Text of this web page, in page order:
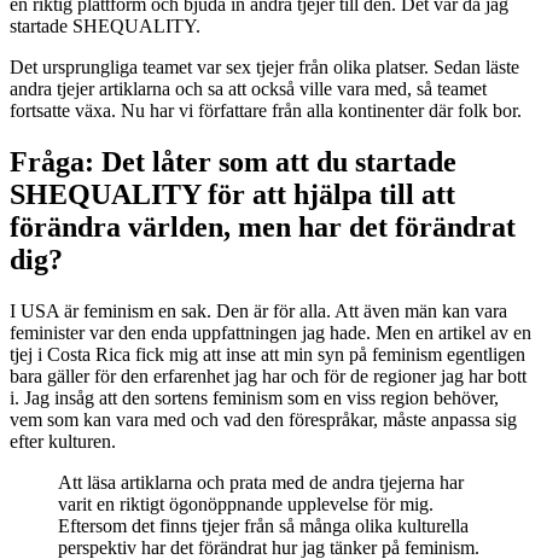
startade SHEQUALITY.
Det ursprungliga teamet var sex tjejer från olika platser. Sedan läste
andra tjejer artiklarna och sa att också ville vara med, så teamet
fortsatte växa. Nu har vi författare från alla kontinenter där folk bor.
Fråga: Det låter som att du startade
SHEQUALITY för att hjälpa till att
förändra världen, men har det förändrat
dig?
I USA är feminism en sak. Den är för alla. Att även män kan vara
feminister var den enda uppfattningen jag hade. Men en artikel av en
tjej i Costa Rica fick mig att inse att min syn på feminism egentligen
bara gäller för den erfarenhet jag har och för de regioner jag har bott
i. Jag insåg att den sortens feminism som en viss region behöver,
vem som kan vara med och vad den förespråkar, måste anpassa sig
efter kulturen.
Att läsa artiklarna och prata med de andra tjejerna har
varit en riktigt ögonöppnande upplevelse för mig.
Eftersom det finns tjejer från så många olika kulturella
perspektiv har det förändrat hur jag tänker på feminism.